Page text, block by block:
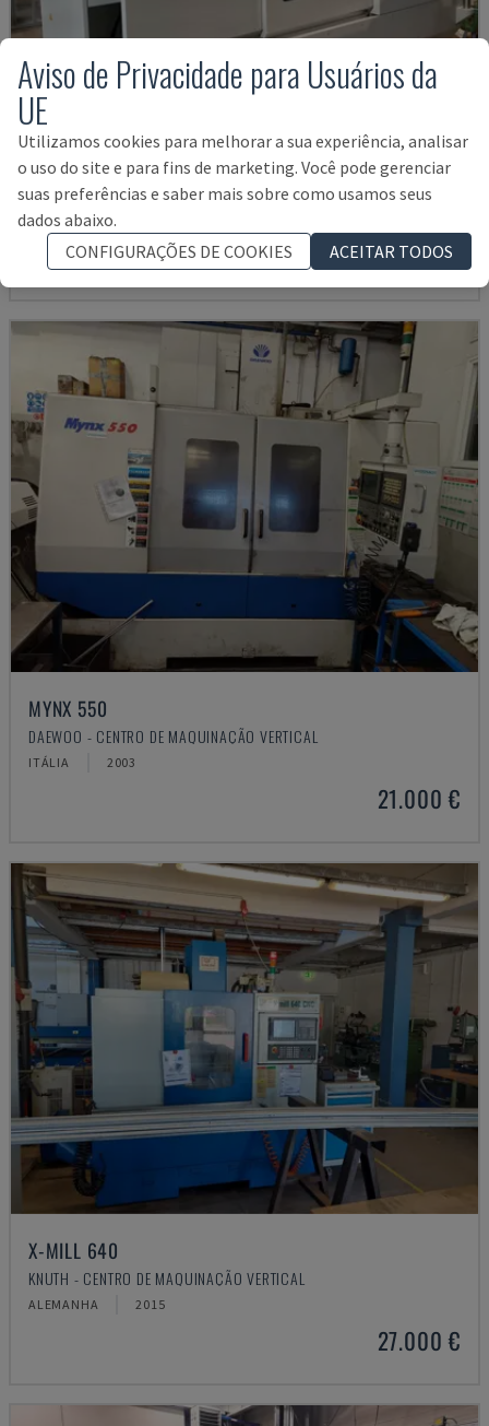
U5-1530
SPINNER - CENTRO DE MAQUINAÇÃO VERTICAL
ALEMANHA
145.000 €
MYNX 550
DAEWOO - CENTRO DE MAQUINAÇÃO VERTICAL
ITÁLIA 2003
21.000 €
X-MILL 640
KNUTH - CENTRO DE MAQUINAÇÃO VERTICAL
ALEMANHA 2015
27.000 €
Aviso de Privacidade para Usuários da
UE
Utilizamos cookies para melhorar a sua experiência, analisar
o uso do site e para fins de marketing. Você pode gerenciar
suas preferências e saber mais sobre como usamos seus
dados abaixo.
CONFIGURAÇÕES DE COOKIES
ACEITAR TODOS